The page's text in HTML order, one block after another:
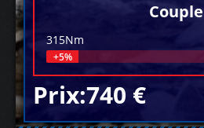
Couple
315Nm
+5%
Prix:740 €